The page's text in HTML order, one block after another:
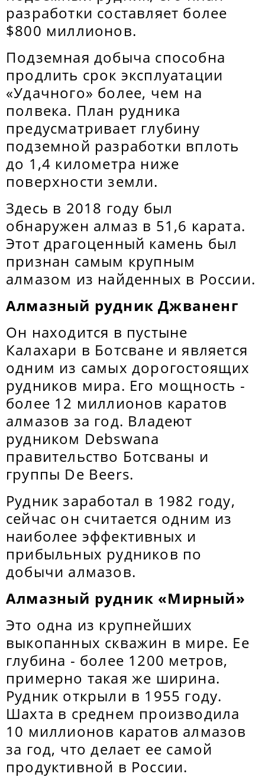
разработки составляет более
$800 миллионов.
Подземная добыча способна
продлить срок эксплуатации
«Удачного» более, чем на
полвека. План рудника
предусматривает глубину
подземной разработки вплоть
до 1,4 километра ниже
поверхности земли.
Здесь в 2018 году был
обнаружен алмаз в 51,6 карата.
Этот драгоценный камень был
признан самым крупным
алмазом из найденных в России.
Алмазный рудник Джваненг
Он находится в пустыне
Калахари в Ботсване и является
одним из самых дорогостоящих
рудников мира. Его мощность -
более 12 миллионов каратов
алмазов за год. Владеют
рудником Debswana
правительство Ботсваны и
группы De Beers.
Рудник заработал в 1982 году,
сейчас он считается одним из
наиболее эффективных и
прибыльных рудников по
добычи алмазов.
Алмазный рудник «Мирный»
Это одна из крупнейших
выкопанных скважин в мире. Ее
глубина - более 1200 метров,
примерно такая же ширина.
Рудник открыли в 1955 году.
Шахта в среднем производила
10 миллионов каратов алмазов
за год, что делает ее самой
продуктивной в России.